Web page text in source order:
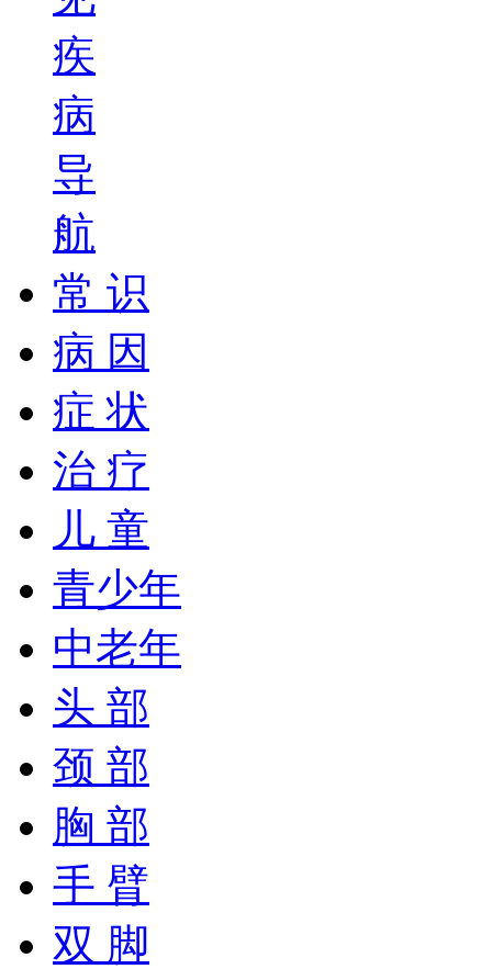
疾
病
导
航
常 识
病 因
症 状
治 疗
儿 童
青少年
中老年
头 部
颈 部
胸 部
手 臂
双 脚